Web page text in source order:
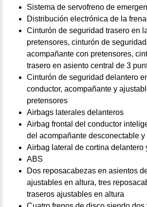
Sistema de servofreno de
Distribución electrónica de la
Cinturón de seguridad trasero en
pretensores, cinturón de
acompañante con pretensores,
trasero en asiento central de 3
Cinturón de seguridad delantero
conductor, acompañante y
pretensores
Airbags laterales delanteros
Airbag frontal del conductor
del acompañante desconectable
Airbag lateral de cortina delantero
ABS
Dos reposacabezas en asientos
ajustables en altura, tres
traseros ajustables en altura